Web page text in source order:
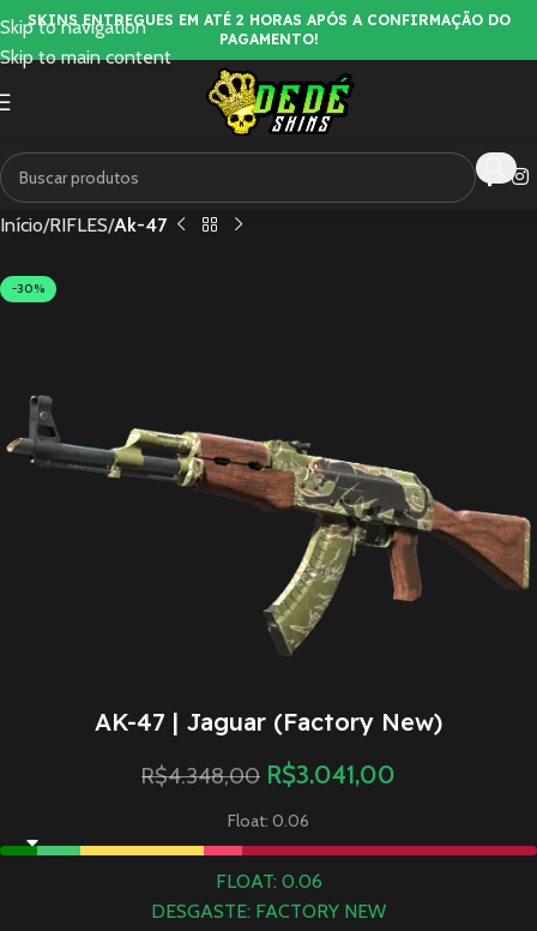
Skip to navigation
Skip to main content
SKINS ENTREGUES EM ATÉ 2 HORAS APÓS A CONFIRMAÇÃO DO
PAGAMENTO!
Início RIFLES Ak-47
-30%
AK-47 | Jaguar (Factory New)
R$4.348,00 R$3.041,00
Float: 0.06
FLOAT: 0.06
DESGASTE: FACTORY NEW